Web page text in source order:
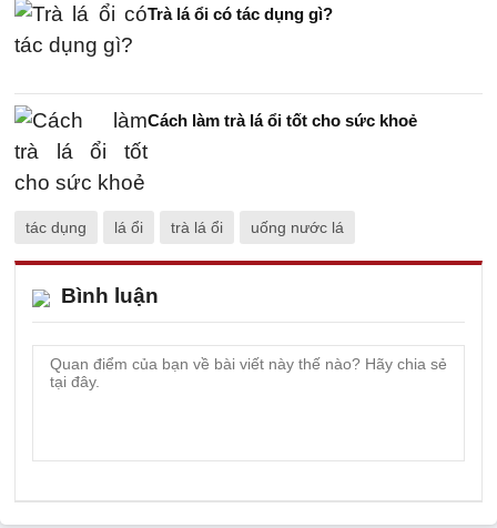
Trà lá ổi có tác dụng gì?
Cách làm trà lá ổi tốt cho sức khoẻ
tác dụng lá ổi trà lá ổi uống nước lá
Bình luận